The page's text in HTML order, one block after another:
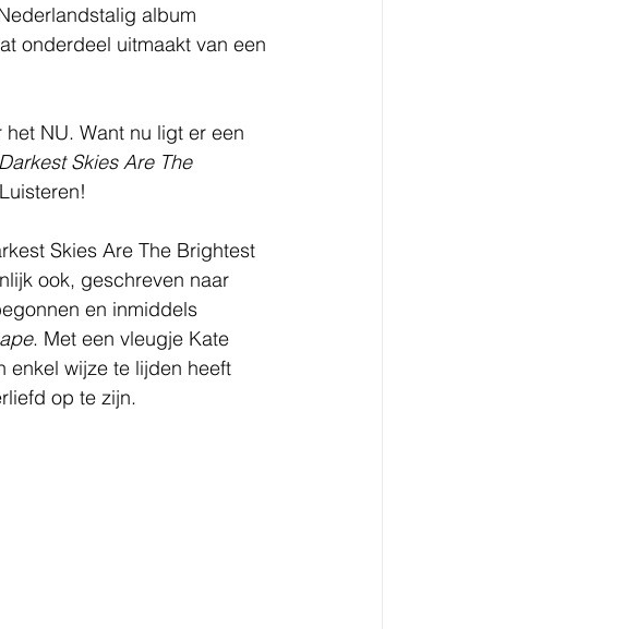
album
onderdeel uitmaakt van een
NU. Want nu ligt er een
Skies Are The
Skies Are The Brightest
ook, geschreven naar
en inmiddels
. Met een vleugje Kate
enkel wijze te lijden heeft
op te zijn.